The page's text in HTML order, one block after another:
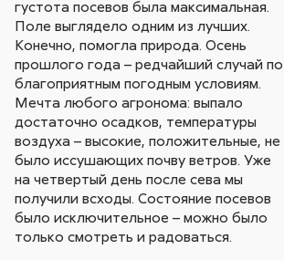
густота посевов была максимальная.
Поле выглядело одним из лучших.
Конечно, помогла природа. Осень
прошлого года – редчайший случай по
благоприятным погодным условиям.
Мечта любого агронома: выпало
достаточно осадков, температуры
воздуха – высокие, положительные, не
было иссушающих почву ветров. Уже
на четвертый день после сева мы
получили всходы. Состояние посевов
было исключительное – можно было
только смотреть и радоваться.